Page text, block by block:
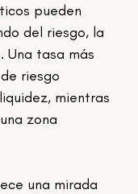
pueden
del riesgo, la
Una tasa más
riesgo
mientras
zona
una mirada